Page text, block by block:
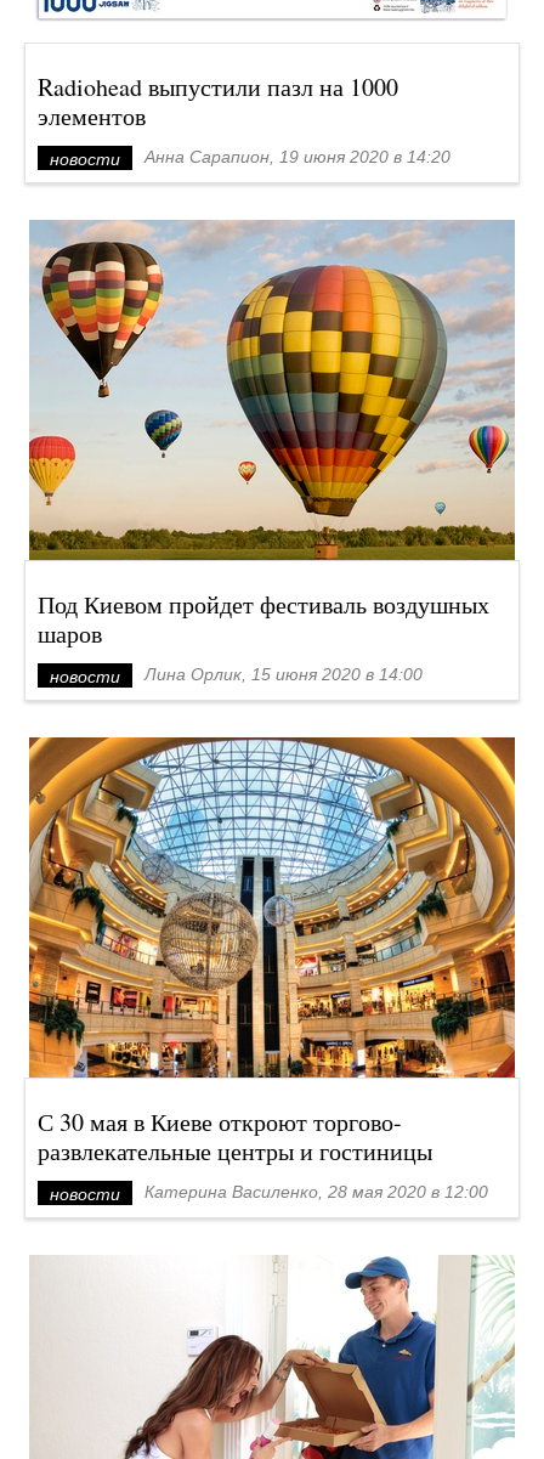
Radiohead выпустили пазл на 1000
элементов
новости Анна Сарапион, 19 июня 2020 в 14:20
Под Киевом пройдет фестиваль воздушных
шаров
новости Лина Орлик, 15 июня 2020 в 14:00
С 30 мая в Киеве откроют торгово-
развлекательные центры и гостиницы
новости Катерина Василенко, 28 мая 2020 в 12:00